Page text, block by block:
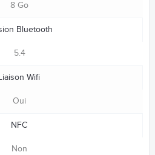
8 Go
Bluetooth
5.4
Wifi
Oui
NFC
Non